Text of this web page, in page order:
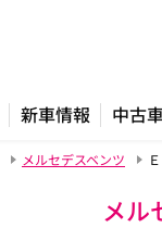
新車情報 中古
メルセデスベンツ
メル